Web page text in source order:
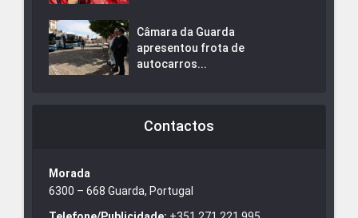
Câmara da Guarda
apresentou frota de
autocarros...
Contactos
Morada
6300 – 668 Guarda, Portugal